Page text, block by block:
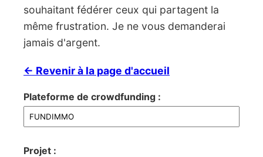
souhaitant fédérer ceux qui partagent la
même frustration. Je ne vous demanderai
jamais d'argent.
← Revenir à la page d'accueil
Plateforme de crowdfunding :
Projet :